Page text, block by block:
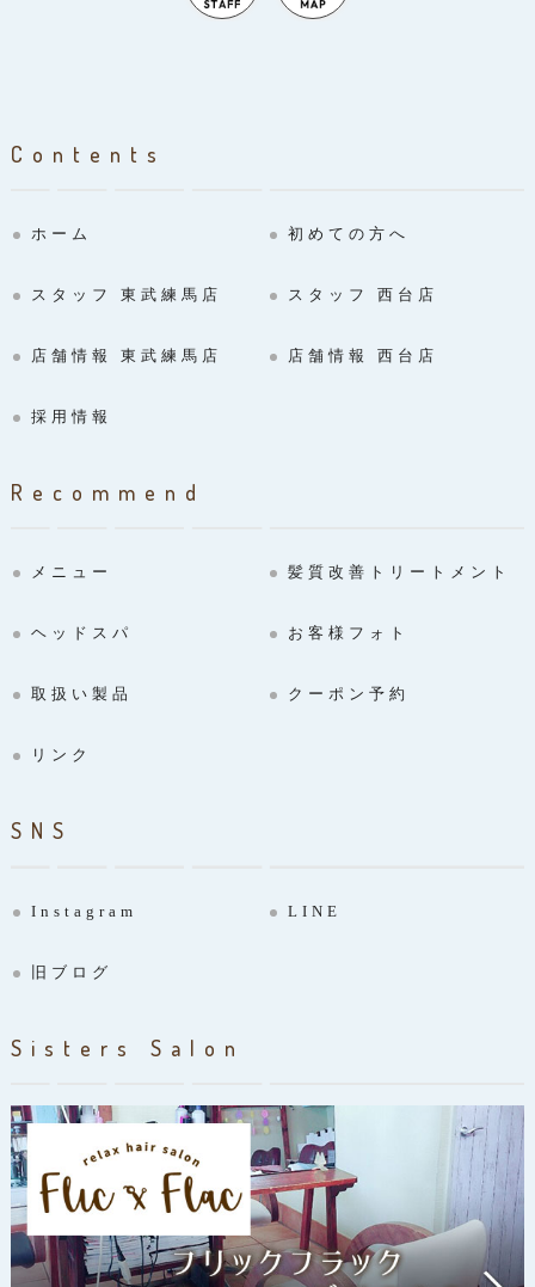
Contents
ホーム 初めての方へ
スタッフ 東武練馬店 スタッフ 西台店
店舗情報 東武練馬店 店舗情報 西台店
採用情報
Recommend
メニュー 髪質改善トリートメント
ヘッドスパ お客様フォト
取扱い製品 クーポン予約
リンク
SNS
Instagram LINE
旧ブログ
Sisters Salon